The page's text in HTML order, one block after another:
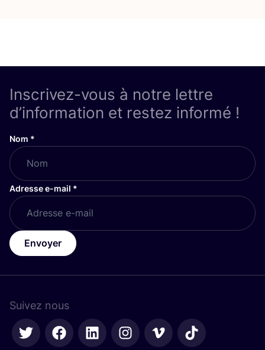
Inscrivez-vous à notre lettre
d’information et restez informé !
Nom *
Adresse e-mail *
Envoyer
Suivez nous